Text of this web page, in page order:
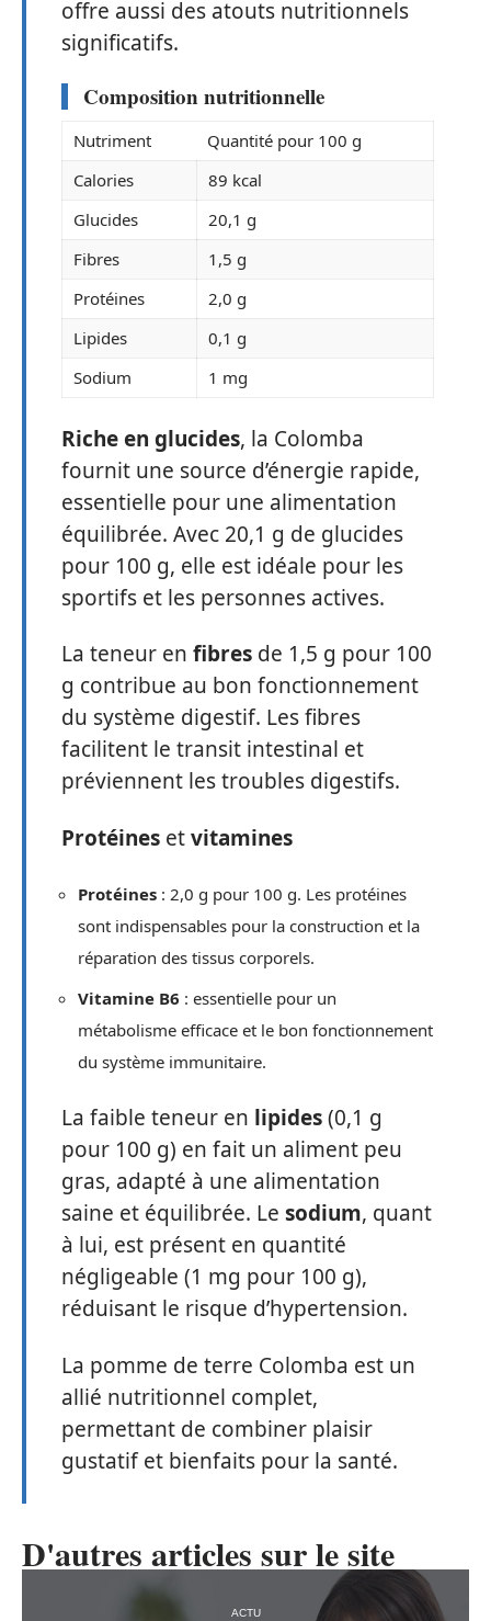
offre aussi des atouts nutritionnels
significatifs.
Composition nutritionnelle
Nutriment
Quantité pour 100 g
Calories
89 kcal
Glucides
20,1 g
Fibres
1,5 g
Protéines
2,0 g
Lipides
0,1 g
Sodium
1 mg
Riche en glucides, la Colomba
fournit une source d’énergie rapide,
essentielle pour une alimentation
équilibrée. Avec 20,1 g de glucides
pour 100 g, elle est idéale pour les
sportifs et les personnes actives.
La teneur en fibres de 1,5 g pour 100
g contribue au bon fonctionnement
du système digestif. Les fibres
facilitent le transit intestinal et
préviennent les troubles digestifs.
Protéines etvitamines
Protéines : 2,0 g pour 100 g. Les protéines
sont indispensables pour la construction et la
réparation des tissus corporels.
Vitamine B6 : essentielle pour un
métabolisme efficace et le bon fonctionnement
du système immunitaire.
La faible teneur en lipides(0,1 g
pour 100 g) en fait un aliment peu
gras, adapté à une alimentation
saine et équilibrée. Le sodium, quant
à lui, est présent en quantité
négligeable (1 mg pour 100 g),
réduisant le risque d’hypertension.
La pomme de terre Colomba est un
allié nutritionnel complet,
permettant de combiner plaisir
gustatif et bienfaits pour la santé.
D'autres articles sur le site
ACTU